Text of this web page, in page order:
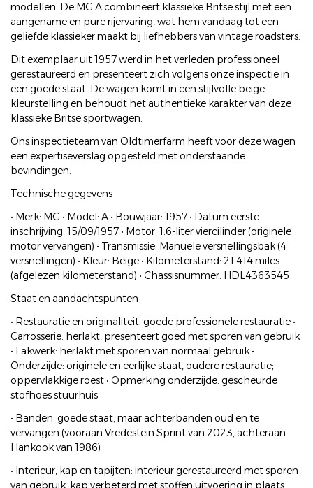
modellen. De MG A combineert klassieke Britse stijl met een
aangename en pure rijervaring, wat hem vandaag tot een
geliefde klassieker maakt bij liefhebbers van vintage roadsters.
Dit exemplaar uit 1957 werd in het verleden professioneel
gerestaureerd en presenteert zich volgens onze inspectie in
een goede staat. De wagen komt in een stijlvolle beige
kleurstelling en behoudt het authentieke karakter van deze
klassieke Britse sportwagen.
Ons inspectieteam van Oldtimerfarm heeft voor deze wagen
een expertiseverslag opgesteld met onderstaande
bevindingen.
Technische gegevens
• Merk: MG • Model: A • Bouwjaar: 1957 • Datum eerste
inschrijving: 15/09/1957 • Motor: 1.6-liter viercilinder (originele
motor vervangen) • Transmissie: Manuele versnellingsbak (4
versnellingen) • Kleur: Beige • Kilometerstand: 21.414 miles
(afgelezen kilometerstand) • Chassisnummer: HDL4363545
Staat en aandachtspunten
• Restauratie en originaliteit: goede professionele restauratie •
Carrosserie: herlakt, presenteert goed met sporen van gebruik
• Lakwerk: herlakt met sporen van normaal gebruik •
Onderzijde: originele en eerlijke staat, oudere restauratie;
oppervlakkige roest • Opmerking onderzijde: gescheurde
stofhoes stuurhuis
• Banden: goede staat, maar achterbanden oud en te
vervangen (vooraan Vredestein Sprint van 2023, achteraan
Hankook van 1986)
• Interieur, kap en tapijten: interieur gerestaureerd met sporen
van gebruik; kap verbeterd met stoffen uitvoering in plaats